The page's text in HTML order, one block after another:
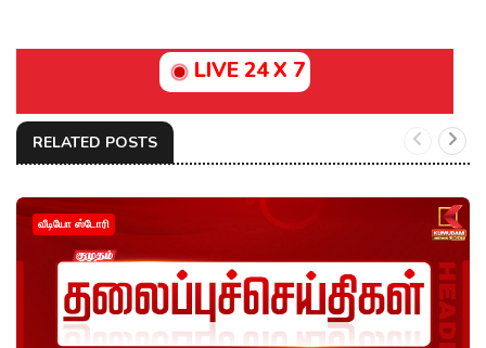
LIVE 24 X 7
RELATED POSTS
வீடியோ ஸ்டோரி